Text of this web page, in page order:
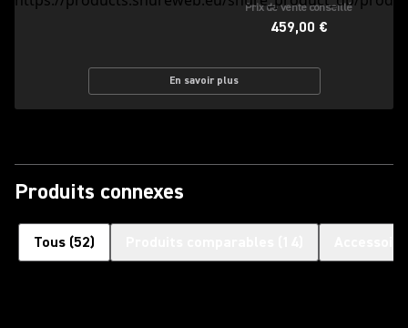
Prix de vente conseillé
459,00 €
En savoir plus
Produits connexes
Tous (52)